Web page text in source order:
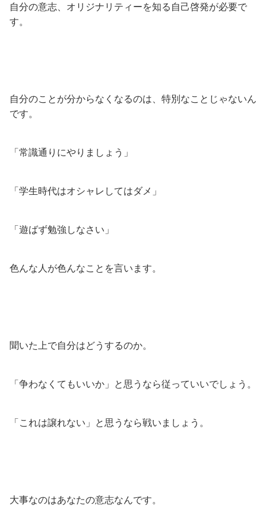
自分の意志、オリジナリティーを知る自己啓発が必要で
す。
自分のことが分からなくなるのは、特別なことじゃないん
です。
「常識通りにやりましょう」
「学生時代はオシャレしてはダメ」
「遊ばず勉強しなさい」
色んな人が色んなことを言います。
聞いた上で自分はどうするのか。
「争わなくてもいいか」と思うなら従っていいでしょう。
「これは譲れない」と思うなら戦いましょう。
大事なのはあなたの意志なんです。